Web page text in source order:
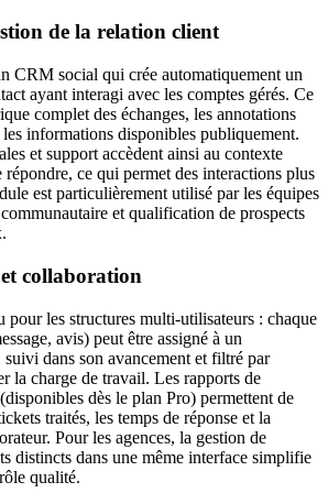
de la relation client
CRM social qui crée automatiquement un
ayant interagi avec les comptes gérés. Ce
complet des échanges, les annotations
les informations disponibles publiquement.
et support accèdent ainsi au contexte
répondre, ce qui permet des interactions plus
est particulièrement utilisé par les équipes
et qualification de prospects
collaboration
pour les structures multi-utilisateurs : chaque
avis) peut être assigné à un
dans son avancement et filtré par
la charge de travail. Les rapports de
dès le plan Pro) permettent de
traités, les temps de réponse et la
Pour les agences, la gestion de
distincts dans une même interface simplifie
qualité.